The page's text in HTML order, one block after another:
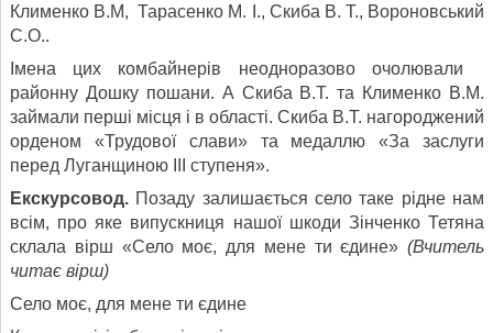
Клименко В.М, Тарасенко М. І., Скиба В. Т., Вороновський
С.О..
Імена цих комбайнерів неодноразово очолювали
районну Дошку пошани. А Скиба В.Т. та Клименко В.М.
займали перші місця і в області. Скиба В.Т. нагороджений
орденом «Трудової слави» та медаллю «За заслуги
перед Луганщиною III ступеня».
Екскурсовод. Позаду залишається село таке рідне нам
всім, про яке випускниця нашої шкоди Зінченко Тетяна
склала вірш «Село моє, для мене ти єдине» (Вчитель
читає вірш)
Село моє, для мене ти єдине